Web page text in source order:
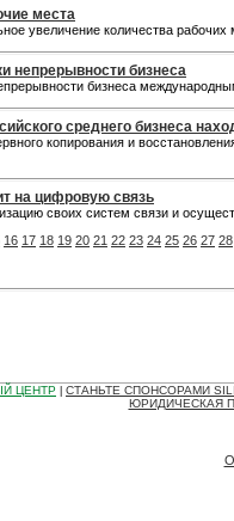
места
увеличение количества
непрерывности бизнеса
бизнеса
среднего бизнеса
копирования и
на цифровую связь
своих систем связи и
16 17 18 19 20 21 22 23 24 25 26 27 28
ЦЕНТР СТАНЬТЕ СПОНСОРАМИ
ЮРИДИЧЕСКАЯ